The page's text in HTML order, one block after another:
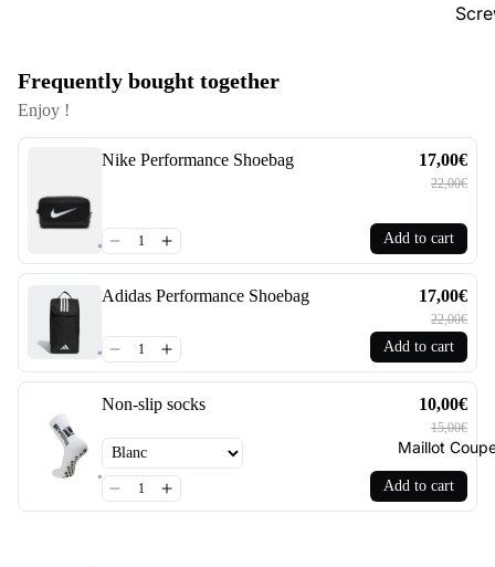
Maillot
Frequently bought together
Enjoy !
Nike Performance Shoebag 17,00€
22,00€
Add to cart
Adidas Performance Shoebag 17,00€
22,00€
Add to cart
Non-slip socks 10,00€
15,00€
Add to cart